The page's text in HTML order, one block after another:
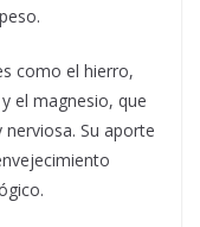
como el hierro,
el magnesio, que
Su aporte